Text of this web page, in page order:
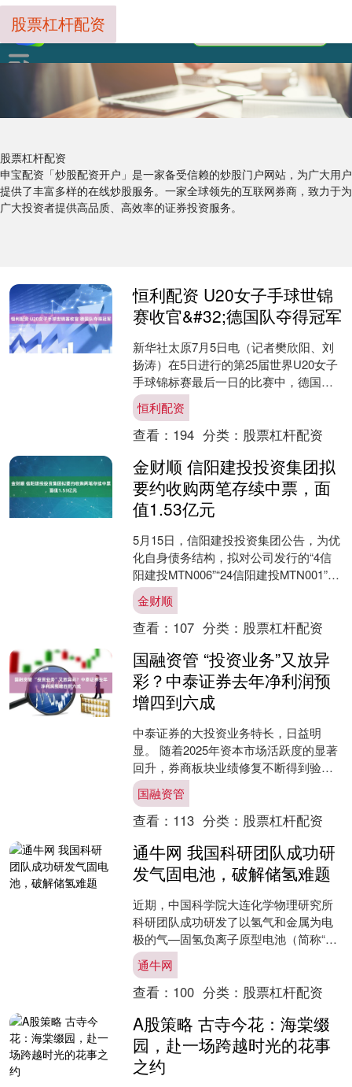
股票杠杆配资
申宝配资「炒股配资开户」是一家备受信赖的炒股门户网站，为广大用户
提供了丰富多样的在线炒股服务。一家全球领先的互联网券商，致力于为
广大投资者提供高品质、高效率的证券投资服务。
股票杠杆配资
恒利配资 U20女子手球世锦
赛收官&#32;德国队夺得冠军
新华社太原7月5日电（记者樊欣阳、刘
扬涛）在5日进行的第25届世界U20女子
手球锦标赛最后一日的比赛中，德国队
以33:26战胜丹麦，获得本届世锦赛金
牌。在铜牌赛....
恒利配资
查看： 194 分类： 股票杠杆配资
金财顺 信阳建投投资集团拟
要约收购两笔存续中票，面
值1.53亿元
5月15日，信阳建投投资集团公告，为优
化自身债务结构，拟对公司发行的“4信
阳建投MTN006”“24信阳建投MTN001”开
展现金要约收购，拟收购标的债券面值
分....
金财顺
查看： 107 分类： 股票杠杆配资
国融资管 “投资业务”又放异
彩？中泰证券去年净利润预
增四到六成
中泰证券的大投资业务特长，日益明
显。 随着2025年资本市场活跃度的显著
回升，券商板块业绩修复不断得到验
证。1月29日，中泰证券发布业绩预增公
告。 公司预计全年....
国融资管
查看： 113 分类： 股票杠杆配资
通牛网 我国科研团队成功研
发气固电池，破解储氢难题
近期，中国科学院大连化学物理研究所
科研团队成功研发了以氢气和金属为电
极的气—固氢负离子原型电池（简称“气
固电池”），通过“氢电共储”模式，为常
温常压高效储氢提供....
通牛网
查看： 100 分类： 股票杠杆配资
A股策略 古寺今花：海棠缀
园，赴一场跨越时光的花事
之约